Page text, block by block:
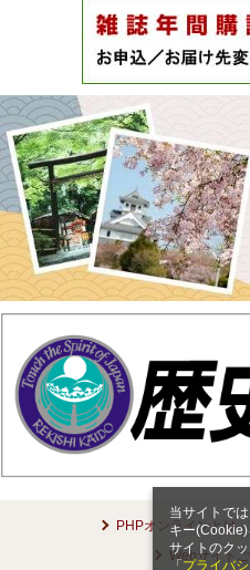
当サイトで
キー
サイトのク
「 プライバ
PHPオンラインとは
Webサイト